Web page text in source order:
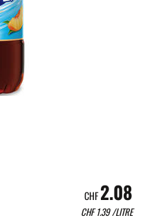
CHF2.08
CHF1.39/LITRE